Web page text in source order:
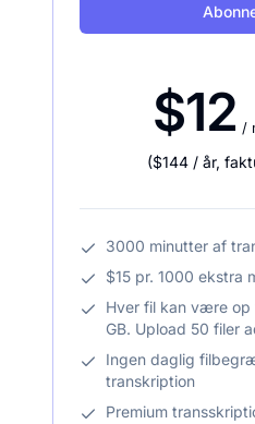
$12 /
($144 / år,
3000 minutter af
$15 pr. 1000 ekstra
Hver fil kan være op
GB. Upload 50 filer
Ingen daglig
transkription
Premium